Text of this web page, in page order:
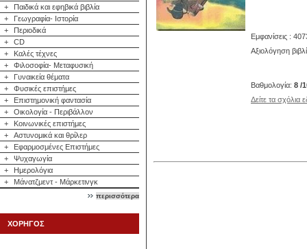
+
Παιδικά και εφηβικά βιβλία
+
Γεωγραφία- Ιστορία
+
Περιοδικά
+
CD
+
Καλές τέχνες
+
Φιλοσοφία- Μεταφυσική
+
Γυναικεία θέματα
+
Φυσικές επιστήμες
+
Επιστημονική φαντασία
+
Οικολογία - Περιβάλλον
+
Κοινωνικές επιστήμες
+
Αστυνομικά και θρίλερ
+
Εφαρμοσμένες Επιστήμες
+
Ψυχαγωγία
+
Ημερολόγια
+
Μάνατζμεντ - Μάρκετινγκ
περισσότερα
ΧΟΡΗΓΟΣ
Εμφανίσεις :
Αξιολόγηση
Βαθμολογία: 8 /
Δείτε τα σχόλια